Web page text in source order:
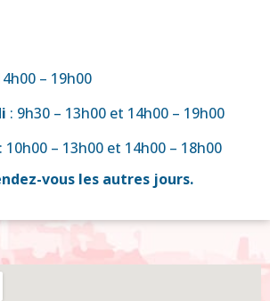
– 19h00
: 9h30 – 13h00 et 14h00 – 19h00
: 10h00 – 13h00 et 14h00 – 18h00
vous les autres jours.